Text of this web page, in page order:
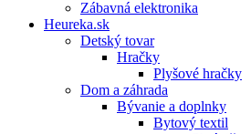
Zábavná elektronika
Heureka.sk
Detský tovar
Hračky
Plyšové hračky
Dom a záhrada
Bývanie a doplnky
Bytový textil